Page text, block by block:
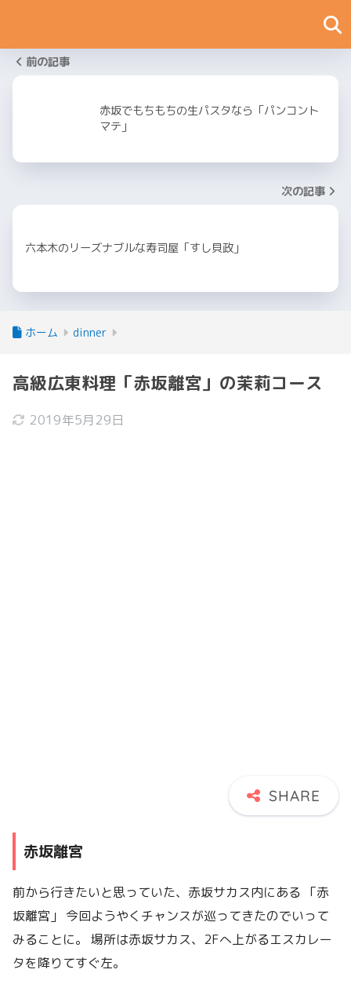
前の記事
赤坂でもちもちの生パスタなら「パンコント
マテ」
次の記事
六本木のリーズナブルな寿司屋「すし貝政」
ホーム dinner
高級広東料理「赤坂離宮」の茉莉コース
2019年5月29日
赤坂離宮
前から行きたいと思っていた、赤坂サカス内にある 「赤
坂離宮」 今回ようやくチャンスが巡ってきたのでいって
みることに。 場所は赤坂サカス、2Fへ上がるエスカレー
タを降りてすぐ左。